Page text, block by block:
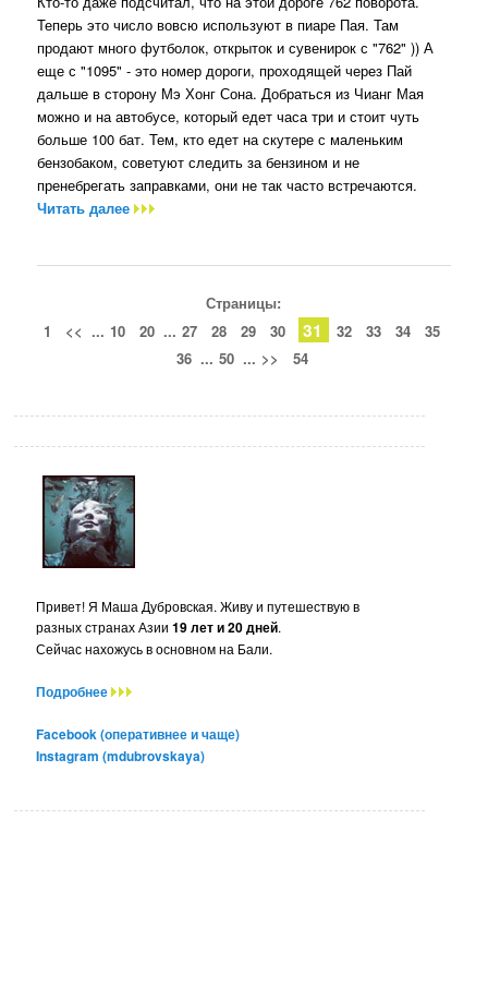
Теперь это число вовсю используют в пиаре Пая. Там
продают много футболок, открыток и сувенирок с "762" )) А
еще с "1095" - это номер дороги, проходящей через Пай
дальше в сторону Мэ Хонг Сона. Добраться из Чианг Мая
можно и на автобусе, который едет часа три и стоит чуть
больше 100 бат. Тем, кто едет на скутере с маленьким
бензобаком, советуют следить за бензином и не
пренебрегать заправками, они не так часто встречаются.
Читать далее
Страницы:
1
<< ... 10 20 ... 27 28 29 30 31 32 33 34
35
36 ... 50 ... >> 54
Привет! Я Маша Дубровская. Живу и путешествую в
разных странах Азии19 лет и 20 дней.
Сейчас нахожусь в основном на Бали.
Подробнее
Facebook (оперативнее и чаще)
Instagram (mdubrovskaya)